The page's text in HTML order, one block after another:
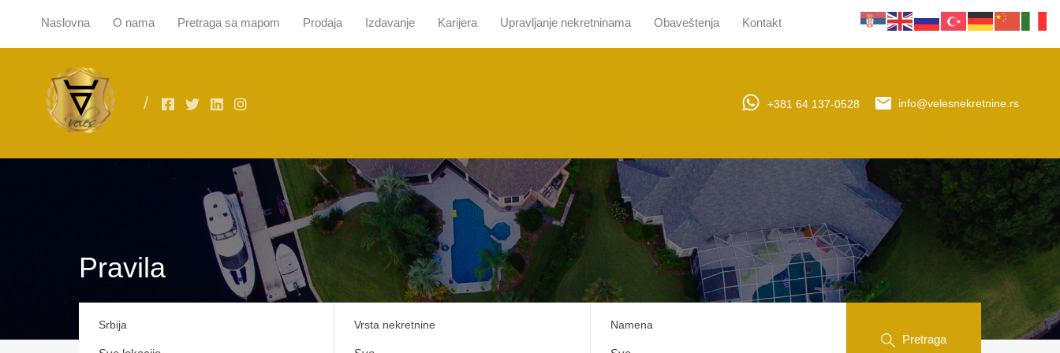
Naslovna O nama Pretraga sa mapom Prodaja Izdavanje Karijera Upravljanje nekretninama Obaveštenja Kontakt
Naslovna O nama Pretraga sa mapom Prodaja Izdavanje Karijera Upravljanje nekretninama Obaveštenja Kontakt
+381 64 137-0528 info@velesnekretnine.rs
Pravila
Srbija Vrsta nekretnine Namena
Pretraga